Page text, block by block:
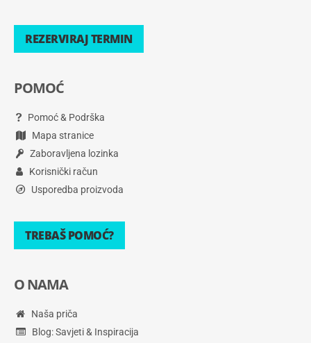
REZERVIRAJ TERMIN
POMOĆ
Pomoć & Podrška
Mapa stranice
Zaboravljena lozinka
Korisnički račun
Usporedba proizvoda
TREBAŠ POMOĆ?
O NAMA
Naša priča
Blog: Savjeti & Inspiracija